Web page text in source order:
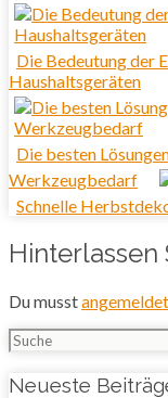
Die Bedeutung der
Haushaltsgeräten
Die besten
Werkzeugbedarf
Schnelle
Du musstangemeldet
Suchen
nach:
Neueste